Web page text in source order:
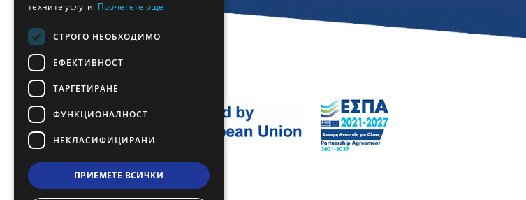
техните услуги. Прочетете още
СТРОГО НЕОБХОДИМО
ЕФЕКТИВНОСТ
ТАРГЕТИРАНЕ
ФУНКЦИОНАЛНОСТ
НЕКЛАСИФИЦИРАНИ
ПРИЕМЕТЕ ВСИЧКИ